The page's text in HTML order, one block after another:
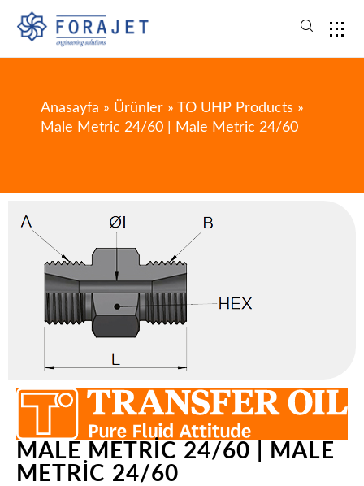
Anasayfa » Ürünler » TO UHP Products »
Male Metric 24/60 | Male Metric 24/60
MALE METRIC 24/60 | MALE
METRIC 24/60